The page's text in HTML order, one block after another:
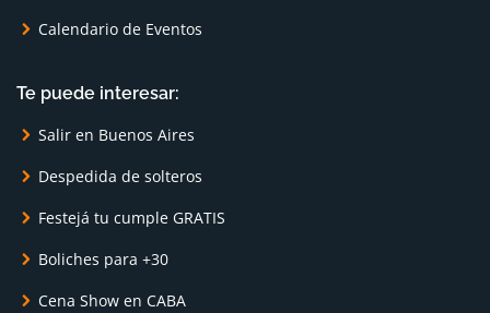
Calendario de Eventos
Te puede interesar:
Salir en Buenos Aires
Despedida de solteros
Festejá tu cumple GRATIS
Boliches para +30
Cena Show en CABA